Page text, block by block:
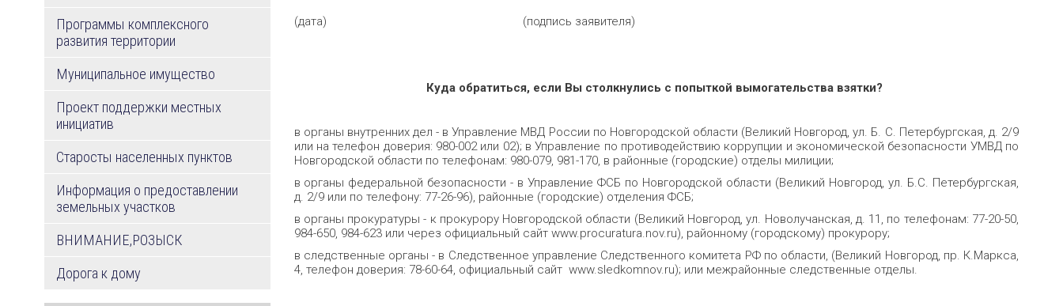
Программы комплексного
развития территории
Муниципальное имущество
Проект поддержки местных
инициатив
Старосты населенных пунктов
Информация о предоставлении
земельных участков
ВНИМАНИЕ,РОЗЫСК
Дорога к дому
(дата) (подпись заявителя)
Куда обратиться, если Вы столкнулись с попыткой вымогательства взятки?
в органы внутренних дел - в Управление МВД России по Новгородской области (Великий Новгород, ул. Б. С. Петербургская, д. 2/9
или на телефон доверия: 980-002 или 02); в Управление по противодействию коррупции и экономической безопасности УМВД по
Новгородской области по телефонам: 980-079, 981-170, в районные (городские) отделы милиции;
в органы федеральной безопасности - в Управление ФСБ по Новгородской области (Великий Новгород, ул. Б.С. Петербургская,
д. 2/9 или по телефону: 77-26-96), районные (городские) отделения ФСБ;
в органы прокуратуры - к прокурору Новгородской области (Великий Новгород, ул. Новолучанская, д. 11, по телефонам: 77-20-50,
984-650, 984-623 или через официальный сайт www.procuratura.nov.ru), районному (городскому) прокурору;
в следственные органы - в Следственное управление Следственного комитета РФ по области, (Великий Новгород, пр. К.Маркса,
4, телефон доверия: 78-60-64, официальный сайт www.sledkomnov.ru); или межрайонные следственные отделы.